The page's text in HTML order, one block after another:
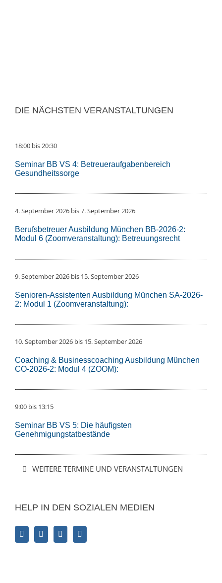
DIE NÄCHSTEN VERANSTALTUNGEN
18:00 bis20:30
Seminar BB VS 4: Betreueraufgabenbereich
Gesundheitssorge
4. September 2026 bis7. September 2026
Berufsbetreuer Ausbildung München BB-2026-2:
Modul 6 (Zoomveranstaltung): Betreuungsrecht
9. September 2026 bis 15. September 2026
Senioren-Assistenten Ausbildung München SA-2026-
2: Modul 1 (Zoomveranstaltung):
10. September 2026 bis 15. September 2026
Coaching & Businesscoaching Ausbildung München
CO-2026-2: Modul 4 (ZOOM):
9:00 bis 13:15
Seminar BB VS 5: Die häufigsten
Genehmigungstatbestände
WEITERE TERMINE UND VERANSTALTUNGEN
HELP IN DEN SOZIALEN MEDIEN